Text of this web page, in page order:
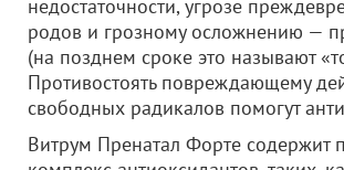
недостаточности, угрозе
родов и грозному осложнению —
(на позднем сроке это называют
Противостоять повреждающему
свободных радикалов помогут
Витрум Пренатал Форте содержит